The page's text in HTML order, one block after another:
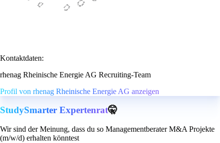
Kontaktdaten:
rhenag Rheinische Energie AG Recruiting-Team
Profil von rhenag Rheinische Energie AG anzeigen
StudySmarter Expertenrat🤫
Wir sind der Meinung, dass du so Managementberater M&A Projekte
(m/w/d) erhalten könntest